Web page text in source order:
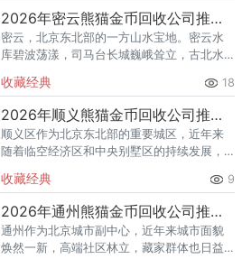
门品种，在怀柔的藏家圈子里一
2026年密云熊猫金币回收公司推荐 密云回收熊猫金币正规渠道
密云，北京东北部的一方山水宝地。密云水
库碧波荡漾，司马台长城巍峨耸立，古北水
的土地上，越来越多的人开始关注钱币收
藏，熊猫金币凭借其国家法定货币
收藏经典 18
2026年顺义熊猫金币回收公司推荐 顺义回收熊猫金币渠道
顺义区作为北京东北部的重要城区，近年来
随着临空经济区和中央别墅区的持续发展，
量也在稳步增长。然而，不少顺义藏家在考
虑出手熊猫金币时，总会遇到一
收藏经典 9
2026年通州熊猫金币回收公司推荐 通州出手熊猫金币藏家该选哪家？
通州作为北京城市副中心，近年来城市面貌
焕然一新，高端社区林立，藏家群体也日益